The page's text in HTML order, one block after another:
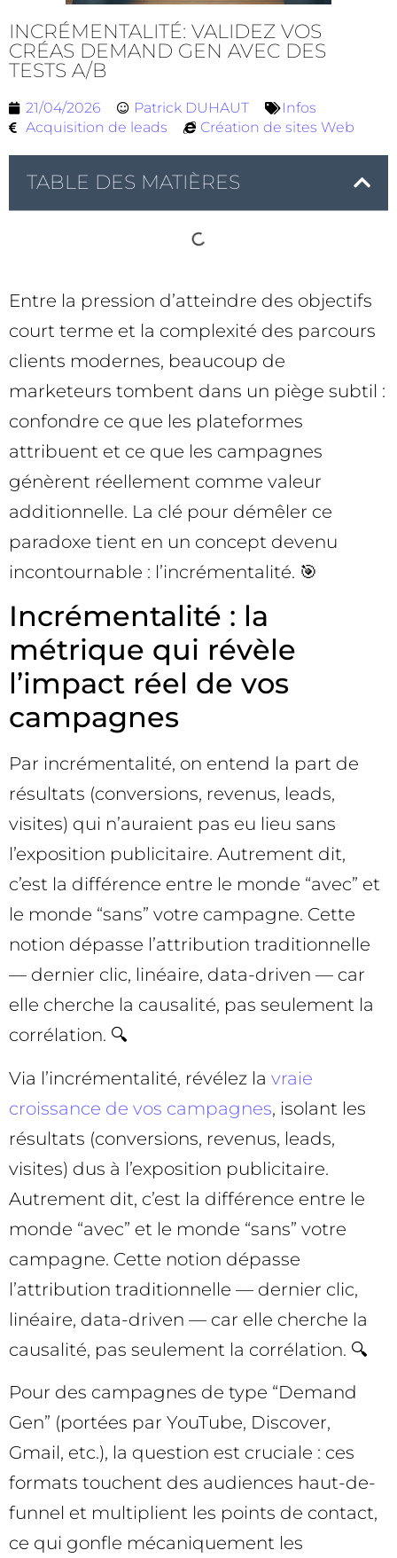
INCRÉMENTALITÉ: VALIDEZ VOS
CRÉAS DEMAND GEN AVEC DES
TESTS A/B
21/04/2026 Patrick DUHAUT
Infos
Acquisition de leads
Création de sites Web
TABLE DES MATIÈRES
Entre la pression d’atteindre des objectifs
court terme et la complexité des parcours
clients modernes, beaucoup de
marketeurs tombent dans un piège subtil :
confondre ce que les plateformes
attribuent et ce que les campagnes
génèrent réellement comme valeur
additionnelle. La clé pour démêler ce
paradoxe tient en un concept devenu
incontournable : l’incrémentalité. 🎯
Incrémentalité : la
métrique qui révèle
l’impact réel de vos
campagnes
Par incrémentalité, on entend la part de
résultats (conversions, revenus, leads,
visites) qui n’auraient pas eu lieu sans
l’exposition publicitaire. Autrement dit,
c’est la différence entre le monde “avec” et
le monde “sans” votre campagne. Cette
notion dépasse l’attribution traditionnelle
— dernier clic, linéaire, data-driven — car
elle cherche la causalité, pas seulement la
corrélation. 🔍
Via l’incrémentalité, révélez la vraie
croissance de vos campagnes, isolant les
résultats (conversions, revenus, leads,
visites) dus à l’exposition publicitaire.
Autrement dit, c’est la différence entre le
monde “avec” et le monde “sans” votre
campagne. Cette notion dépasse
l’attribution traditionnelle — dernier clic,
linéaire, data-driven — car elle cherche la
causalité, pas seulement la corrélation. 🔍
Pour des campagnes de type “Demand
Gen” (portées par YouTube, Discover,
Gmail, etc.), la question est cruciale : ces
formats touchent des audiences haut-de-
funnel et multiplient les points de contact,
ce qui gonfle mécaniquement les